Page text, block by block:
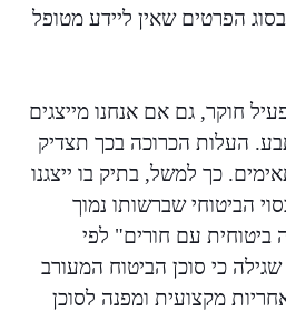
הפרטים שאין ליידע מטופל
חוקר, גם אם אנחנו מייצגים
העלות הכרוכה בכך תצדיק
כך למשל, בתיק בו ייצגנו
הביטוחי שברשותו נמוך
עם חורים" לפי
כי סוכן הביטוח המעורב
מקצועית ומפנה לסוכן